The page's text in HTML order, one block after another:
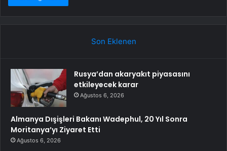
Son Eklenen
Rusya’dan akaryakıt piyasasını
etkileyecek karar
Ağustos 6, 2026
Almanya Dışişleri Bakanı Wadephul, 20 Yıl Sonra
Moritanya’yı Ziyaret Etti
Ağustos 6, 2026